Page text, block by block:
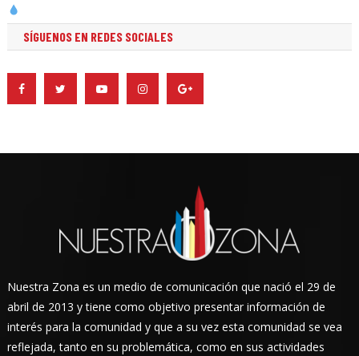
SÍGUENOS EN REDES SOCIALES
Nuestra Zona es un medio de comunicación que nació el 29 de
abril de 2013 y tiene como objetivo presentar información de
interés para la comunidad y que a su vez esta comunidad se vea
reflejada, tanto en su problemática, como en sus actividades